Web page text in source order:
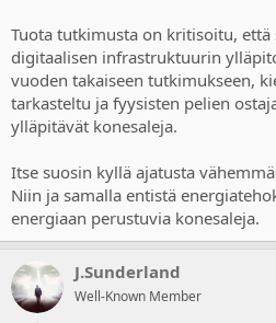
Tuota tutkimusta on kritisoitu,
digitaalisen infrastruktuurin
vuoden takaiseen tutkimukseen,
tarkasteltu ja fyysisten pelien
ylläpitävät konesaleja.
Itse suosin kyllä ajatusta
Niin ja samalla entistä
energiaan perustuvia konesaleja.
J.Sunderland
Well-Known Member